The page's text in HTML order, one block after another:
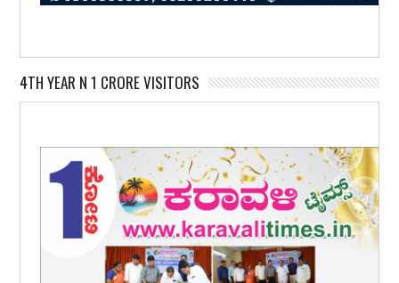
4TH YEAR N 1 CRORE VISITORS